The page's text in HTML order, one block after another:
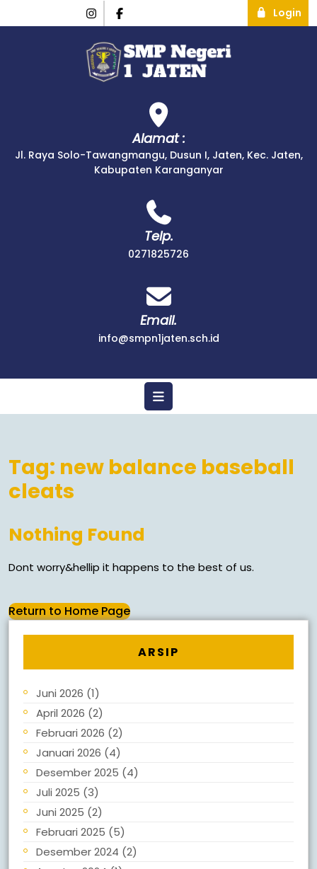
Login
Alamat :
Jl. Raya Solo-Tawangmangu, Dusun I, Jaten, Kec. Jaten,
Kabupaten Karanganyar
Telp.
0271825726
Email.
info@smpn1jaten.sch.id
Tag: new balance baseball
cleats
Nothing Found
Dont worry&hellip it happens to the best of us.
Return to Home Page
ARSIP
Juni 2026 (1)
April 2026 (2)
Februari 2026 (2)
Januari 2026 (4)
Desember 2025 (4)
Juli 2025 (3)
Juni 2025 (2)
Februari 2025 (5)
Desember 2024 (2)